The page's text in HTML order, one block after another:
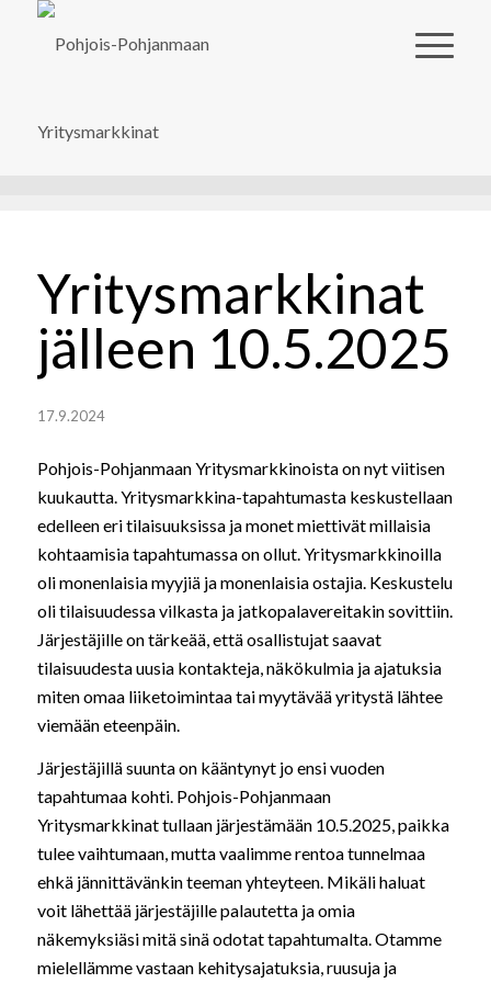
Yritysmarkkinat
jälleen 10.5.2025
17.9.2024
Pohjois-Pohjanmaan Yritysmarkkinoista on nyt viitisen
kuukautta. Yritysmarkkina-tapahtumasta keskustellaan
edelleen eri tilaisuuksissa ja monet miettivät millaisia
kohtaamisia tapahtumassa on ollut. Yritysmarkkinoilla
oli monenlaisia myyjiä ja monenlaisia ostajia. Keskustelu
oli tilaisuudessa vilkasta ja jatkopalavereitakin sovittiin.
Järjestäjille on tärkeää, että osallistujat saavat
tilaisuudesta uusia kontakteja, näkökulmia ja ajatuksia
miten omaa liiketoimintaa tai myytävää yritystä lähtee
viemään eteenpäin.
Järjestäjillä suunta on kääntynyt jo ensi vuoden
tapahtumaa kohti. Pohjois-Pohjanmaan
Yritysmarkkinat tullaan järjestämään 10.5.2025, paikka
tulee vaihtumaan, mutta vaalimme rentoa tunnelmaa
ehkä jännittävänkin teeman yhteyteen. Mikäli haluat
voit lähettää järjestäjille palautetta ja omia
näkemyksiäsi mitä sinä odotat tapahtumalta. Otamme
mielellämme vastaan kehitysajatuksia, ruusuja ja